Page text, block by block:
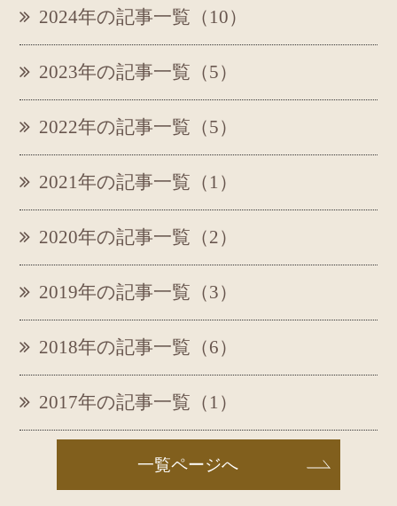
2024年の記事一覧（10）
2023年の記事一覧（5）
2022年の記事一覧（5）
2021年の記事一覧（1）
2020年の記事一覧（2）
2019年の記事一覧（3）
2018年の記事一覧（6）
2017年の記事一覧（1）
一覧ページへ